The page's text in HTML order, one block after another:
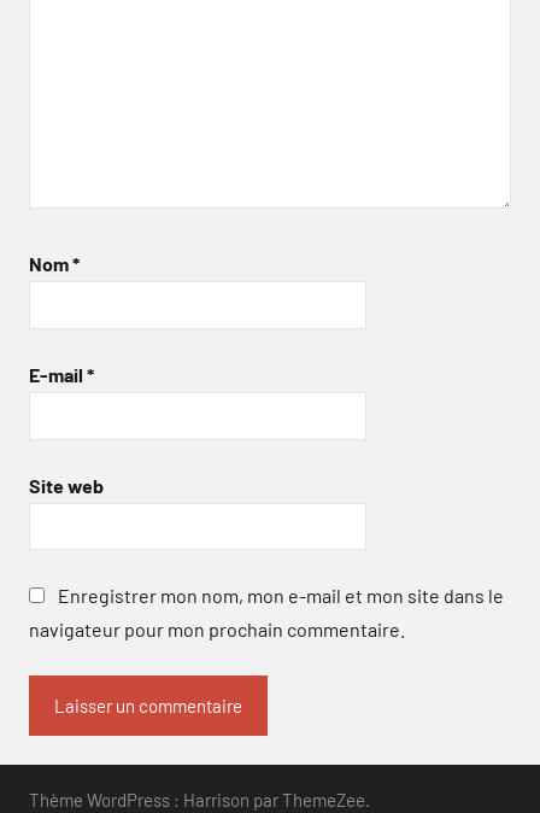
Nom*
E-mail *
Site web
Enregistrer mon nom, mon e-mail et mon site dans le
navigateur pour mon prochain commentaire.
Thème WordPress : Harrison par ThemeZee.